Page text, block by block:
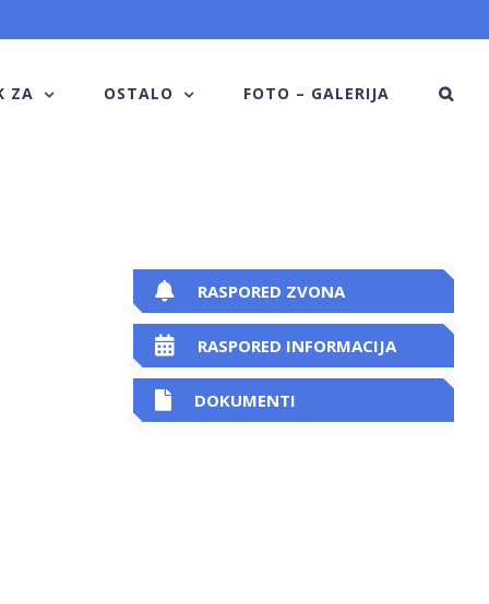
ZA OSTALO FOTO – GALERIJA
RASPORED ZVONA
RASPORED INFORMACIJA
DOKUMENTI